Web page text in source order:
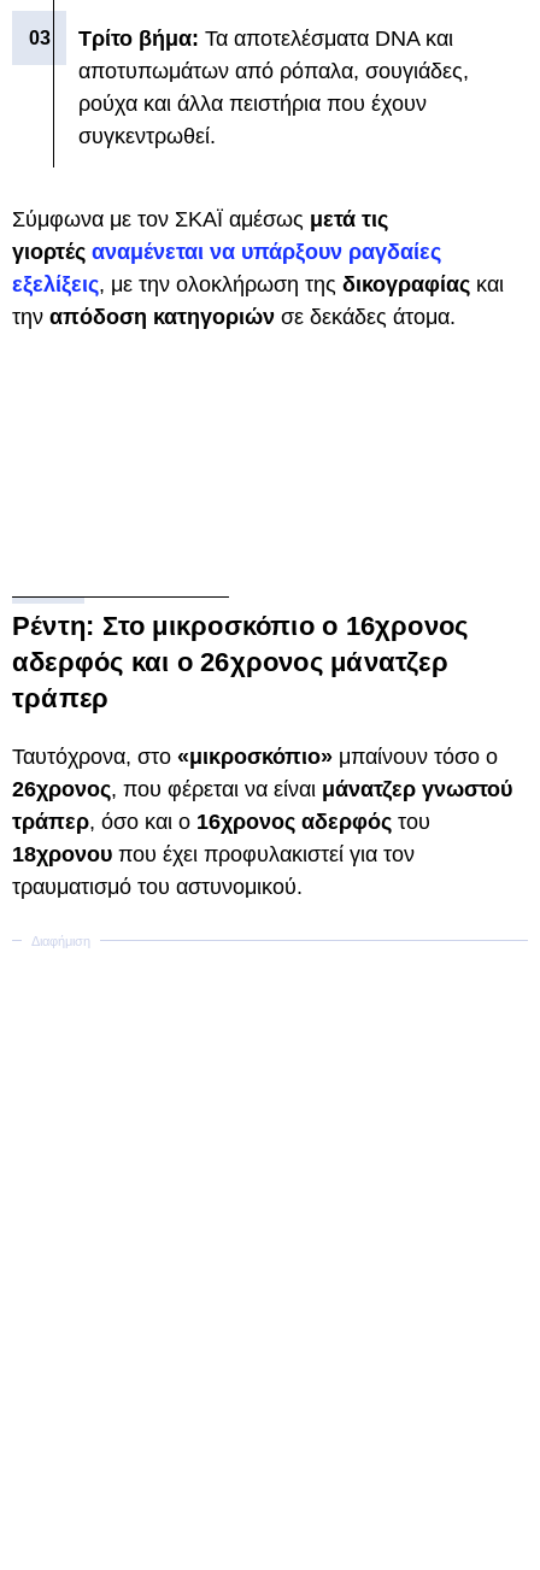
Τρίτο βήμα: Τα αποτελέσματα DNA και
αποτυπωμάτων από ρόπαλα, σουγιάδες,
ρούχα και άλλα πειστήρια που έχουν
συγκεντρωθεί.
Σύμφωνα με τον ΣΚΑΪ αμέσως μετά τις
γιορτές αναμένεται να υπάρξουν ραγδαίες
εξελίξεις, με την ολοκλήρωση της δικογραφίας και
την απόδοση κατηγοριών σε δεκάδες άτομα.
Ρέντη: Στο μικροσκόπιο ο 16χρονος
αδερφός και ο 26χρονος μάνατζερ
τράπερ
Ταυτόχρονα, στο «μικροσκόπιο» μπαίνουν τόσο ο
26χρονος, που φέρεται να είναι μάνατζερ γνωστού
τράπερ, όσο και ο 16χρονος αδερφός του
18χρονου που έχει προφυλακιστεί για τον
τραυματισμό του αστυνομικού.